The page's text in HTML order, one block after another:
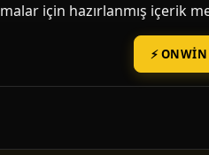
için hazırlanmış içerik
⚡